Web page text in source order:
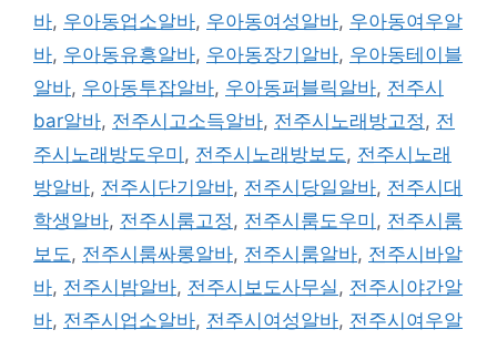
바, 우아동업소알바, 우아동여성알바, 우아동여우알
바, 우아동유흥알바, 우아동장기알바, 우아동테이블
알바, 우아동투잡알바, 우아동퍼블릭알바, 전주시
bar알바, 전주시고소득알바, 전주시노래방고정 , 전
주시노래방도우미 , 전주시노래방보도 , 전주시노래
방알바, 전주시단기알바, 전주시당일알바, 전주시대
학생알바, 전주시룸고정 , 전주시룸도우미 , 전주시룸
보도 , 전주시룸싸롱알바, 전주시룸알바, 전주시바알
바, 전주시밤알바, 전주시보도사무실 , 전주시야간알
바, 전주시업소알바, 전주시여성알바, 전주시여우알